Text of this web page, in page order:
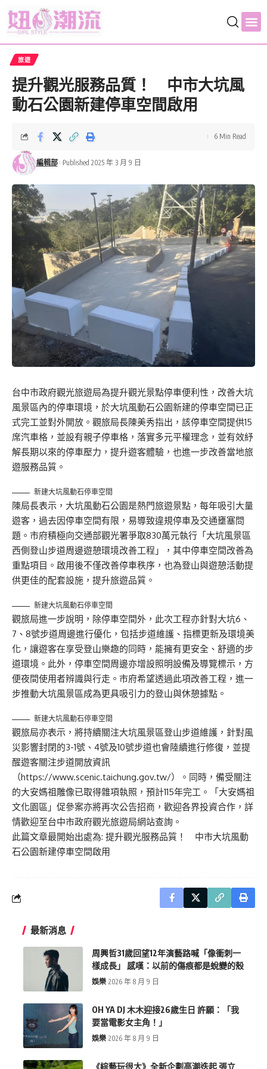
旅遊
提升觀光服務品質！ 中市大坑風
動石公園新建停車空間啟用
編輯部 Published 2025 年 3 月 9 日
6 Min Read
台中市政府觀光旅遊局為提升觀光景點停車便利性，改善大坑
風景區內的停車環境，於大坑風動石公園新建的停車空間已正
式完工並對外開放。觀旅局長陳美秀指出，該停車空間提供15
席汽車格，並設有親子停車格，落實多元平權理念，並有效紓
解長期以來的停車壓力，提升遊客體驗，也進一步改善當地旅
遊服務品質。
新建大坑風動石停車空間
陳局長表示，大坑風動石公園是熱門旅遊景點，每年吸引大量
遊客，過去因停車空間有限，易導致違規停車及交通壅塞問
題。市府積極向交通部觀光署爭取830萬元執行「大坑風景區
西側登山步道周邊遊憩環境改善工程」，其中停車空間改善為
重點項目。啟用後不僅改善停車秩序，也為登山與遊憩活動提
供更佳的配套設施，提升旅遊品質。
新建大坑風動石停車空間
觀旅局進一步說明，除停車空間外，此次工程亦針對大坑6、
7、8號步道周邊進行優化，包括步道維護、指標更新及環境美
化，讓遊客在享受登山樂趣的同時，能擁有更安全、舒適的步
道環境。此外，停車空間周邊亦增設照明設備及導覽標示，方
便夜間使用者辨識與行走。市府希望透過此項改善工程，進一
步推動大坑風景區成為更具吸引力的登山與休憩據點。
新建大坑風動石停車空間
觀旅局亦表示，將持續關注大坑風景區登山步道維護，針對風
災影響封閉的3-1號、4號及10號步道也會陸續進行修復，並提
醒遊客關注步道開放資訊
（https://www.scenic.taichung.gov.tw/）。同時，備受關注
的大安媽祖雕像已取得雜項執照，預計115年完工。「大安媽祖
文化園區」促參案亦將再次公告招商，歡迎各界投資合作，詳
情歡迎至台中市政府觀光旅遊局網站查詢。
此篇文章最開始出處為: 提升觀光服務品質！ 中市大坑風動
石公園新建停車空間啟用
最新消息
周興哲31歲回望12年演藝路喊「像衝刺一
樣成長」 感嘆：以前的傷痕都是蛻變的殼
娛樂 2026 年 8 月 9 日
OH YA DJ 木木迎接26歲生日 許願：「我
要當電影女主角！」
娛樂 2026 年 8 月 9 日
《綜藝玩很大》全新企劃高潮迭起 張立